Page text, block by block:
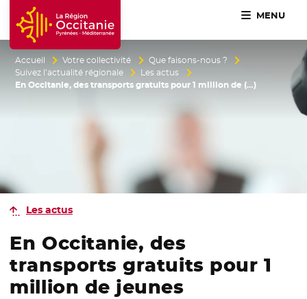
Accueil Région Occitanie / Pyrénées-Méditerranée
MENU
Accueil Votre collectivité
Que faisons-nous ?
Suivez l’actualité régionale
Les actus
En Occitanie, des transports gratuits pour 1 million de (…)
Les actus
En Occitanie, des
transports gratuits pour 1
million de jeunes